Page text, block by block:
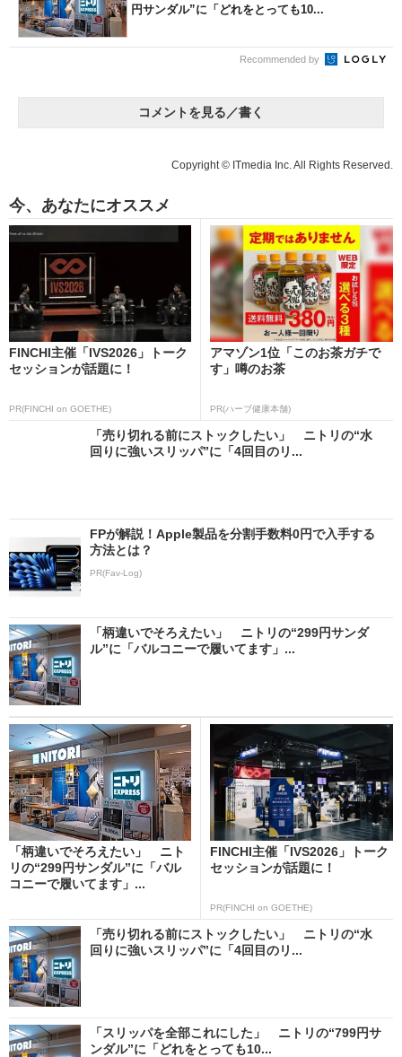
円サンダル”に「どれをとっても10...
Recommended by
コメントを見る／書く
Copyright © ITmedia Inc. All Rights Reserved.
今、あなたにオススメ
FINCHI主催「IVS2026」トーク
セッションが話題に！
PR(FINCHI on GOETHE)
アマゾン1位「このお茶ガチで
す」噂のお茶
PR(ハーブ健康本舗)
「売り切れる前にストックしたい」 ニトリの“水
回りに強いスリッパ”に「4回目のリ...
FPが解説！Apple製品を分割手数料0円で入手する
方法とは？
PR(Fav-Log)
「柄違いでそろえたい」 ニトリの“299円サンダ
ル”に「バルコニーで履いてます」...
「柄違いでそろえたい」 ニト
リの“299円サンダル”に「バル
コニーで履いてます」...
FINCHI主催「IVS2026」トーク
セッションが話題に！
PR(FINCHI on GOETHE)
「売り切れる前にストックしたい」 ニトリの“水
回りに強いスリッパ”に「4回目のリ...
「スリッパを全部これにした」 ニトリの“799円サ
ンダル”に「どれをとっても10...